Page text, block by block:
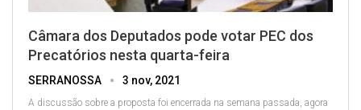
Câmara dos Deputados pode votar PEC dos
Precatórios nesta quarta-feira
SERRANOSSA 3 nov, 2021
A discussão sobre a proposta foi encerrada na semana passada, agora